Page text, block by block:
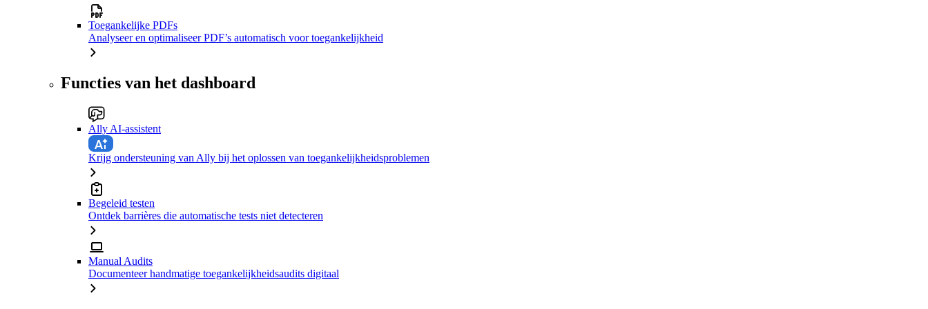
Toegankelijke PDFs
Analyseer en optimaliseer PDF’s automatisch voor toegankelijkheid
Functies van het dashboard
Ally AI-assistent
Krijg ondersteuning van Ally bij het oplossen van toegankelijkheidsproblemen
Begeleid testen
Ontdek barrières die automatische tests niet detecteren
Manual Audits
Documenteer handmatige toegankelijkheidsaudits digitaal